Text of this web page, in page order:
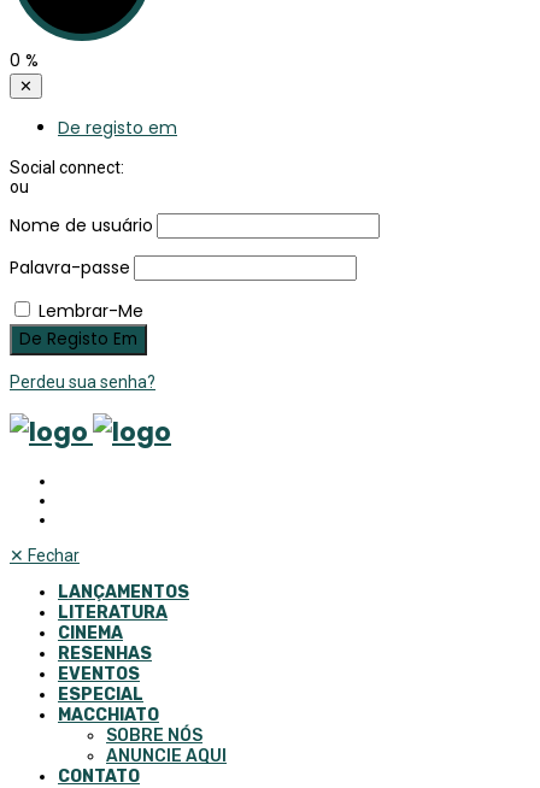
0 %
✕
De registo em
Social connect:
ou
Nome de usuário
Palavra-passe
Lembrar-Me
Perdeu sua senha?
✕ Fechar
LANÇAMENTOS
LITERATURA
CINEMA
RESENHAS
EVENTOS
ESPECIAL
MACCHIATO
SOBRE NÓS
ANUNCIE AQUI
CONTATO